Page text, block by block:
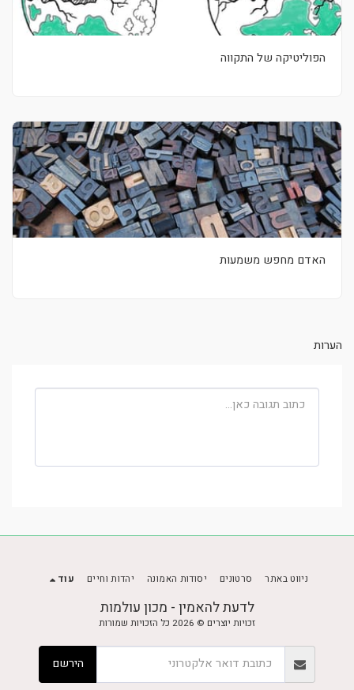
הפוליטיקה של התקווה
האדם מחפש משמעות
הערות
לדעת להאמין - מכון עולמות
זכויות יוצרים © 2026 כל הזכויות שמורות
ניווט באתר סרטונים יסודות האמונה יהדות וחיים עוד
הירשם